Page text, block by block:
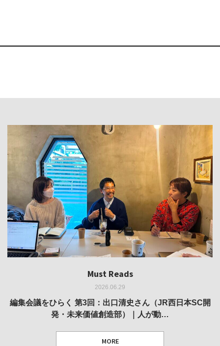
Must Reads
2026.06.29
編集会議をひらく 第3回：出口清史さん（JR西日本SC開
発・未来価値創造部）｜人が動…
MORE
Must Reads
2026.05.14
REVIEW｜果たして美術家・梅津庸一は、「大阪のゆかり
作家」となることができたのか…
Must Reads
2026.03.11
REPORT｜博覧会の残像
Must Reads
2026.02.25
REVIEW｜菊池聡太朗 個展「余りの風景」
Must Reads
2025.10.01
REVIEW｜生の存在証明としての線——「ライフライン」
展